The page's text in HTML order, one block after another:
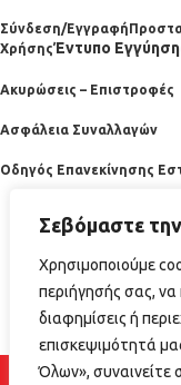
Σεβόμαστε
Χρησιμοποιούμε
περιήγησής σας,
διαφημίσεις ή
επισκεψιμότητά
Όλων», συναινείτε
Σύνδεση/Εγγραφή
ΧρήσηςΈντυπο
Ακυρώσεις – Επιστροφές
Ασφάλεια Συναλλαγών
Οδηγός Επανεκίνησης